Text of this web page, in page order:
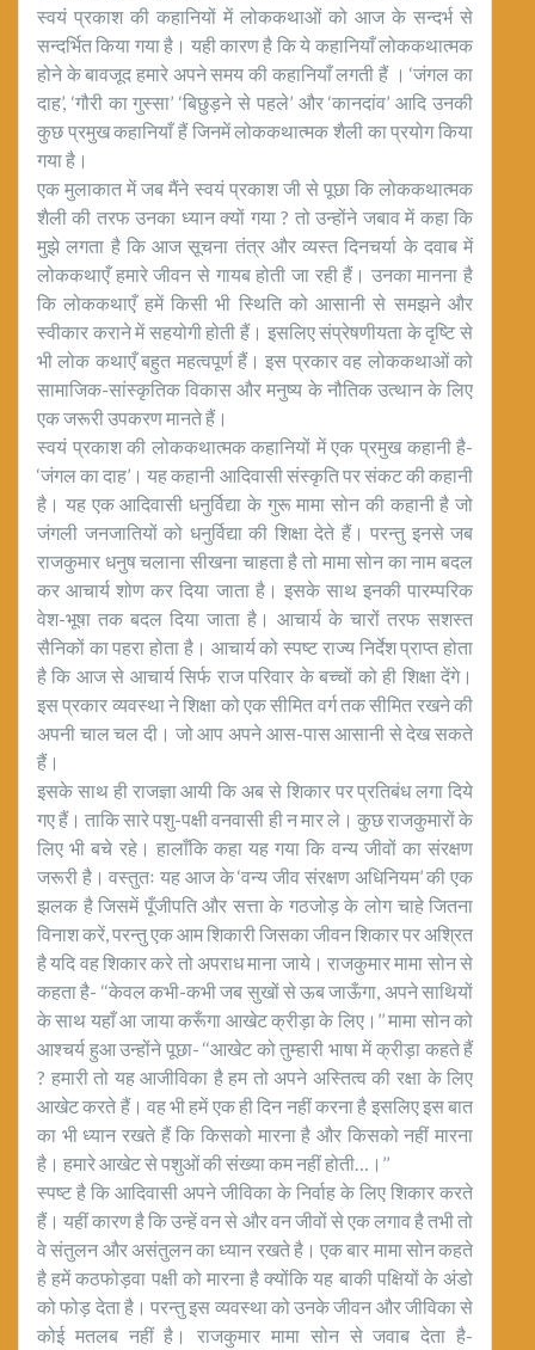
स्वयं प्रकाश की कहानियों में लोककथाओं को आज के सन्दर्भ से
सन्दर्भित किया गया है। यही कारण है कि ये कहानियाँ लोककथात्मक
होने के बावजूद हमारे अपने समय की कहानियाँ लगती हैं । ‘जंगल का
दाह’, ‘गौरी का गुस्सा’ ‘बिछुड़ने से पहले’ और ‘कानदांव’ आदि उनकी
कुछ प्रमुख कहानियाँ हैं जिनमें लोककथात्मक शैली का प्रयोग किया
गया है।
एक मुलाकात में जब मैंने स्वयं प्रकाश जी से पूछा कि लोककथात्मक
शैली की तरफ उनका ध्यान क्यों गया ? तो उन्होंने जबाव में कहा कि
मुझे लगता है कि आज सूचना तंत्र और व्यस्त दिनचर्या के दवाब में
लोककथाएँ हमारे जीवन से गायब होती जा रही हैं। उनका मानना है
कि लोककथाएँ हमें किसी भी स्थिति को आसानी से समझने और
स्वीकार कराने में सहयोगी होती हैं। इसलिए संप्रेषणीयता के दृष्टि से
भी लोक कथाएँ बहुत महत्वपूर्ण हैं। इस प्रकार वह लोककथाओं को
सामाजिक-सांस्कृतिक विकास और मनुष्य के नौतिक उत्थान के लिए
एक जरूरी उपकरण मानते हैं।
स्वयं प्रकाश की लोककथात्मक कहानियों में एक प्रमुख कहानी है-
‘जंगल का दाह’। यह कहानी आदिवासी संस्कृति पर संकट की कहानी
है। यह एक आदिवासी धनुर्विद्या के गुरू मामा सोन की कहानी है जो
जंगली जनजातियों को धनुर्विद्या की शिक्षा देते हैं। परन्तु इनसे जब
राजकुमार धनुष चलाना सीखना चाहता है तो मामा सोन का नाम बदल
कर आचार्य शोण कर दिया जाता है। इसके साथ इनकी पारम्परिक
वेश-भूषा तक बदल दिया जाता है। आचार्य के चारों तरफ सशस्त
सैनिकों का पहरा होता है। आचार्य को स्पष्ट राज्य निर्देश प्राप्त होता
है कि आज से आचार्य सिर्फ राज परिवार के बच्चों को ही शिक्षा देंगे।
इस प्रकार व्यवस्था ने शिक्षा को एक सीमित वर्ग तक सीमित रखने की
अपनी चाल चल दी। जो आप अपने आस-पास आसानी से देख सकते
हैं।
इसके साथ ही राजज्ञा आयी कि अब से शिकार पर प्रतिबंध लगा दिये
गए हैं। ताकि सारे पशु-पक्षी वनवासी ही न मार ले। कुछ राजकुमारों के
लिए भी बचे रहे। हालाँकि कहा यह गया कि वन्य जीवों का संरक्षण
जरूरी है। वस्तुतः यह आज के ‘वन्य जीव संरक्षण अधिनियम’ की एक
झलक है जिसमें पूँजीपति और सत्ता के गठजोड़ के लोग चाहे जितना
विनाश करें, परन्तु एक आम शिकारी जिसका जीवन शिकार पर अश्रित
है यदि वह शिकार करे तो अपराध माना जाये। राजकुमार मामा सोन से
कहता है- ‘‘केवल कभी-कभी जब सुखों से ऊब जाऊँगा, अपने साथियों
के साथ यहाँ आ जाया करूँगा आखेट क्रीड़ा के लिए।’’ मामा सोन को
आश्चर्य हुआ उन्होंने पूछा- ‘‘आखेट को तुम्हारी भाषा में क्रीड़ा कहते हैं
? हमारी तो यह आजीविका है हम तो अपने अस्तित्व की रक्षा के लिए
आखेट करते हैं। वह भी हमें एक ही दिन नहीं करना है इसलिए इस बात
का भी ध्यान रखते हैं कि किसको मारना है और किसको नहीं मारना
है। हमारे आखेट से पशुओं की संख्या कम नहीं होती…।’’
स्पष्ट है कि आदिवासी अपने जीविका के निर्वाह के लिए शिकार करते
हैं। यहीं कारण है कि उन्हें वन से और वन जीवों से एक लगाव है तभी तो
वे संतुलन और असंतुलन का ध्यान रखते है। एक बार मामा सोन कहते
है हमें कठफोड़वा पक्षी को मारना है क्योंकि यह बाकी पक्षियों के अंडो
को फोड़ देता है। परन्तु इस व्यवस्था को उनके जीवन और जीविका से
कोई मतलब नहीं है। राजकुमार मामा सोन से जवाब देता है-